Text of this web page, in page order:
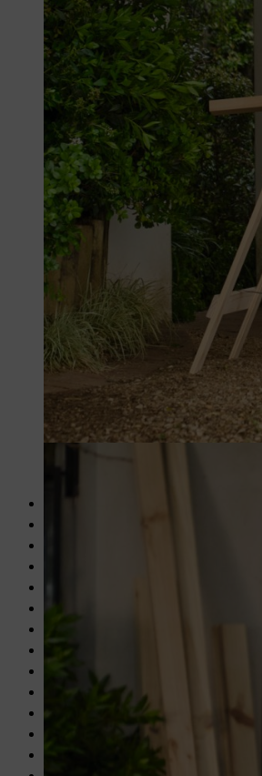
1 puntone inferiore: 2310 x 54 x 34
8 viti per legno / Spax per le parti
52 viti per legno / Spax per il
2 angolari metallici (acciaio
4 cerniere ribaltabili (acciaio inox o
2 tasselli in legno: 10 x 40 mm
60-65 ganci a vite: 3,3 x 50 mm (16